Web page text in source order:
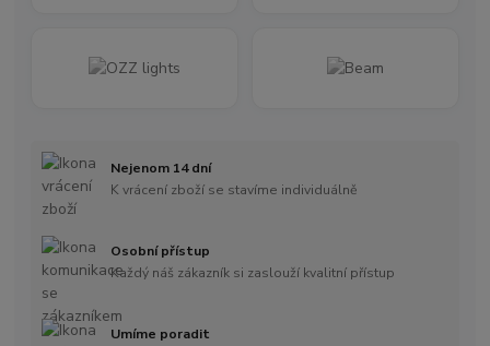
Nejenom 14 dní
K vrácení zboží se stavíme individuálně
Osobní přístup
Každý náš zákazník si zaslouží kvalitní přístup
Umíme poradit